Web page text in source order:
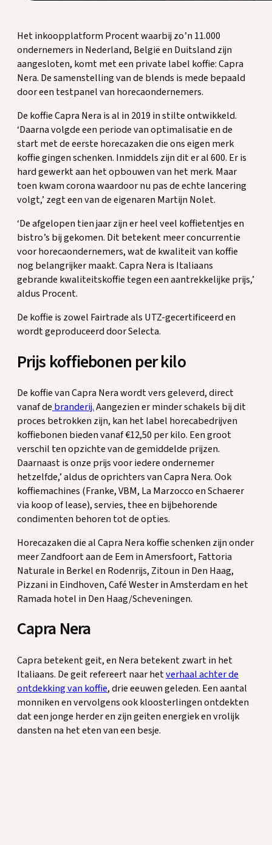
Het inkoopplatform Procent waarbij zo’n 11.000
ondernemers in Nederland, België en Duitsland zijn
aangesloten, komt met een private label koffie: Capra
Nera. De samenstelling van de blends is mede bepaald
door een testpanel van horecaondernemers.
De koffie Capra Nera is al in 2019 in stilte ontwikkeld.
‘Daarna volgde een periode van optimalisatie en de
start met de eerste horecazaken die ons eigen merk
koffie gingen schenken. Inmiddels zijn dit er al 600. Er is
hard gewerkt aan het opbouwen van het merk. Maar
toen kwam corona waardoor nu pas de echte lancering
volgt,’ zegt een van de eigenaren Martijn Nolet.
‘De afgelopen tien jaar zijn er heel veel koffietentjes en
bistro’s bij gekomen. Dit betekent meer concurrentie
voor horecaondernemers, wat de kwaliteit van koffie
nog belangrijker maakt. Capra Nera is Italiaans
gebrande kwaliteitskoffie tegen een aantrekkelijke prijs,’
aldus Procent.
De koffie is zowel Fairtrade als UTZ-gecertificeerd en
wordt geproduceerd door Selecta.
Prijs koffiebonen per kilo
De koffie van Capra Nera wordt vers geleverd, direct
vanaf de branderij.Aangezien er minder schakels bij dit
proces betrokken zijn, kan het label horecabedrijven
koffiebonen bieden vanaf €12,50 per kilo. Een groot
verschil ten opzichte van de gemiddelde prijzen.
Daarnaast is onze prijs voor iedere ondernemer
hetzelfde,’ aldus de oprichters van Capra Nera. Ook
koffiemachines (Franke, VBM, La Marzocco en Schaerer
via koop of lease), servies, thee en bijbehorende
condimenten behoren tot de opties.
Horecazaken die al Capra Nera koffie schenken zijn onder
meer Zandfoort aan de Eem in Amersfoort, Fattoria
Naturale in Berkel en Rodenrijs, Zitoun in Den Haag,
Pizzani in Eindhoven, Café Wester in Amsterdam en het
Ramada hotel in Den Haag/Scheveningen.
Capra Nera
Capra betekent geit, en Nera betekent zwart in het
Italiaans. De geit refereert naar hetverhaal achter de
ontdekking van koffie, drie eeuwen geleden. Een aantal
monniken en vervolgens ook kloosterlingen ontdekten
dat een jonge herder en zijn geiten energiek en vrolijk
dansten na het eten van een besje.